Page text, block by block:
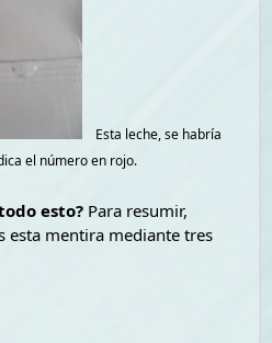
Esta leche, se habría
el número en rojo.
esto? Para resumir,
esta mentira mediante tres